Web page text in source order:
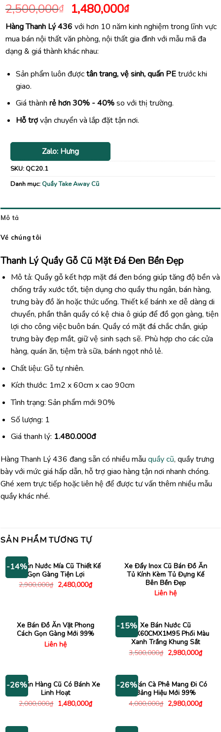
2,500,000₫ Giá
gốc
là:
2,500,000₫.
1,480,000₫Giá
hiện
tại
là:
Hàng Thanh Lý 436 với hơn 10 năm kinh nghiệm trong lĩnh vực
mua bán nội thất văn phòng, nội thất gia đình với mẫu mã đa
dạng & giá thành khác nhau:
Sản phẩm luôn đượctân trang, vệ sinh, quấn PEtrước khi
giao.
Giá thành rẻ hơn 30% - 40%so với thị trường.
Hỗ trợvận chuyển và lắp đặt tận nơi.
Zalo: Hưng
SKU: QC20.1
Danh mục: Quầy Take Away Cũ
Mô tả
Về chúng tôi
Thanh Lý Quầy Gỗ Cũ MặtĐáĐen BềnĐẹp
Mô tả: Quầygỗkếthợp mặtđá đen bóng giúp tăng độbền và
chống trầyxướctốt, tiện dụng cho quầythu ngân, bán hàng,
trưng bàyđồăn hoặcthứcuống.Thiếtkếbánh xe dễ dàng di
chuyển, phần thân quầycó kệ chia ô giúp để đồgọn gàng, tiện
lợi cho công việcbuôn bán. Quầycó mặt đá chắc chắn, giúp
trưng bàyđẹp mắt, giữvệ sinh sạch sẽ. Phù hợp cho cáccửa
hàng, quán ăn, tiệm trà sữa, bánh ngọtnhỏlẻ.
Chất liệu: Gỗ tự nhiên.
Kích thước: 1m2 x 60cm x cao 90cm
Tình trạng: Sản phẩm mới 90%
Số lượng: 1
Giá thanh lý: 1.480.000đ
HàngThanh Lý436 đang sẵn có nhiều mẫu quầycũ, quầytrưng
bàyvới mứcgiá hấp dẫn, hỗtrợgiao hàng tận nơi nhanh chóng.
Ghé xem trựctiếp hoặcliên hệ để đượctưvấn thêm nhiều mẫu
quầykhácnhé.
SẢN PHẨM TƯƠNG TỰ
-14%
Xe Bán Nước Mía Cũ Thiết Kế
Gọn Gàng Tiện Lợi
2,900,000₫ Giá
gốc
2,480,000₫Giá
hiện
Xe Đẩy Inox Cũ Bán Đồ Ăn
Tủ Kính Kèm Tủ Đựng Kế
Bên Bền Đẹp
Liên hệ
Xe Bán Đồ Ăn Vặt Phong
Cách Gọn Gàng Mới 99%
Liên hệ
-15% Xe Bán Nước Cũ
1M4X60CMX1M95 Phối Màu
Xanh Trắng Khung Sắt
3,500,000₫ Giá
gốc
2,980,000₫Giá
hiện
-26%
Xe Bán Hàng Cũ Có Bánh Xe
Linh Hoạt
2,000,000₫ Giá
gốc
1,480,000₫Giá
hiện
1,480,000₫.
-26%
Xe Bán Cà Phê Mang Đi Có
Bảng Hiệu Mới 99%
4,000,000₫ Giá
gốc
2,980,000₫Giá
hiện